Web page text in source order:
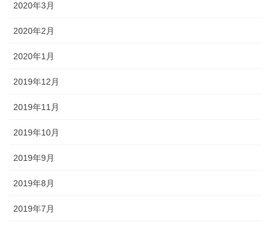
2020年3月
2020年2月
2020年1月
2019年12月
2019年11月
2019年10月
2019年9月
2019年8月
2019年7月